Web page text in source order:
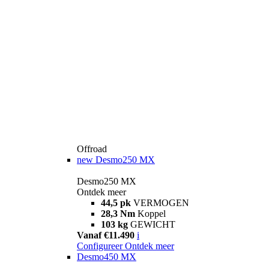
Offroad
new Desmo250 MX
Desmo250 MX
Ontdek meer
44,5 pk VERMOGEN
28,3 Nm Koppel
103 kg GEWICHT
Vanaf €11.490 i
Configureer Ontdek meer
Desmo450 MX